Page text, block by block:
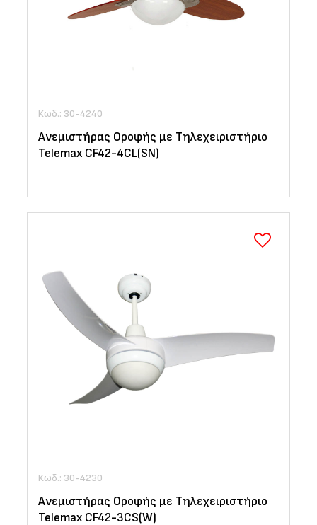
Κωδ.: 30-4240
Ανεμιστήρας Οροφής με Τηλεχειριστήριο
Telemax CF42-4CL(SN)
Κωδ.: 30-4230
Ανεμιστήρας Οροφής με Τηλεχειριστήριο
Telemax CF42-3CS(W)